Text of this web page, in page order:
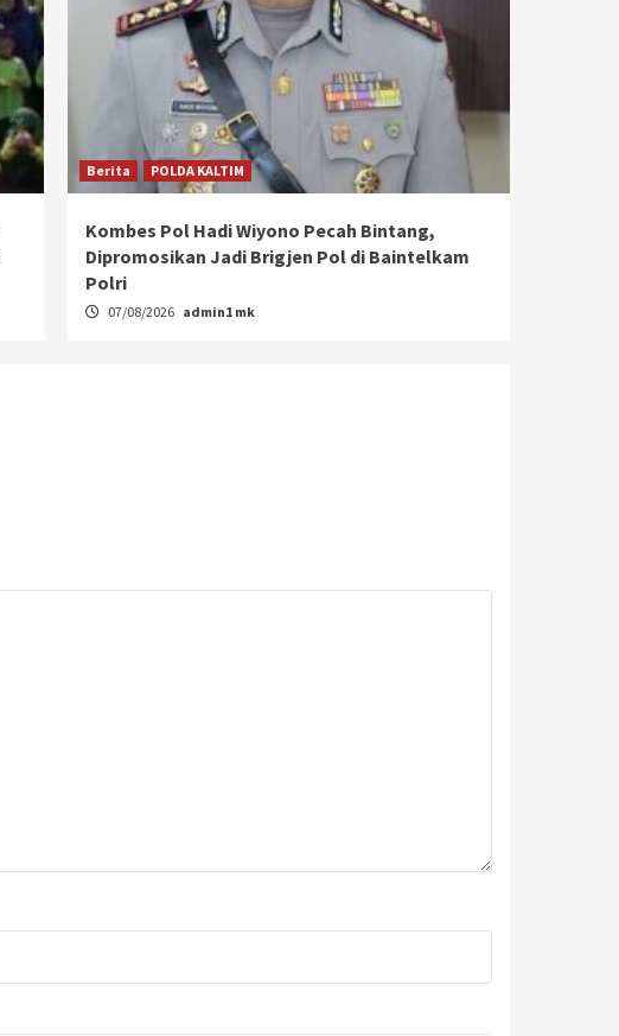
Berita POLDA KALTIM
Kombes Pol Hadi Wiyono Pecah Bintang,
Dipromosikan Jadi Brigjen Pol di Baintelkam
Polri
07/08/2026 admin1 mk